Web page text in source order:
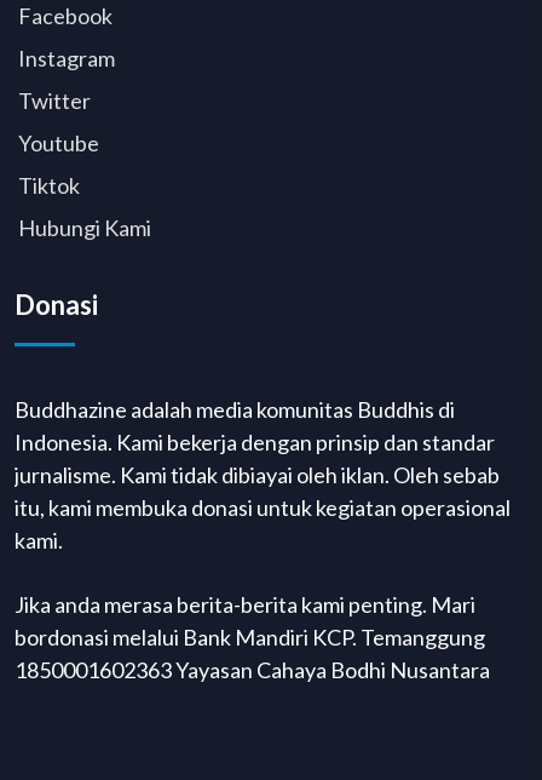
Facebook
Instagram
Twitter
Youtube
Tiktok
Hubungi Kami
Donasi
Buddhazine adalah media komunitas Buddhis di
Indonesia. Kami bekerja dengan prinsip dan standar
jurnalisme. Kami tidak dibiayai oleh iklan. Oleh sebab
itu, kami membuka donasi untuk kegiatan operasional
kami.
Jika anda merasa berita-berita kami penting. Mari
bordonasi melalui Bank Mandiri KCP. Temanggung
1850001602363 Yayasan Cahaya Bodhi Nusantara